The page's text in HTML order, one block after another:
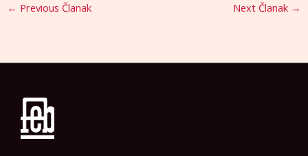
← Previous Članak Next Članak →